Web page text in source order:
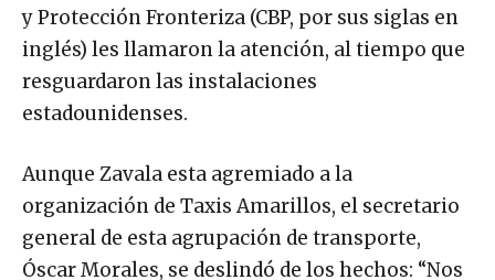
y Protección Fronteriza (CBP, por sus siglas en
inglés) les llamaron la atención, al tiempo que
resguardaron las instalaciones
estadounidenses.
Aunque Zavala esta agremiado a la
organización de Taxis Amarillos, el secretario
general de esta agrupación de transporte,
Óscar Morales, se deslindó de los hechos: “Nos